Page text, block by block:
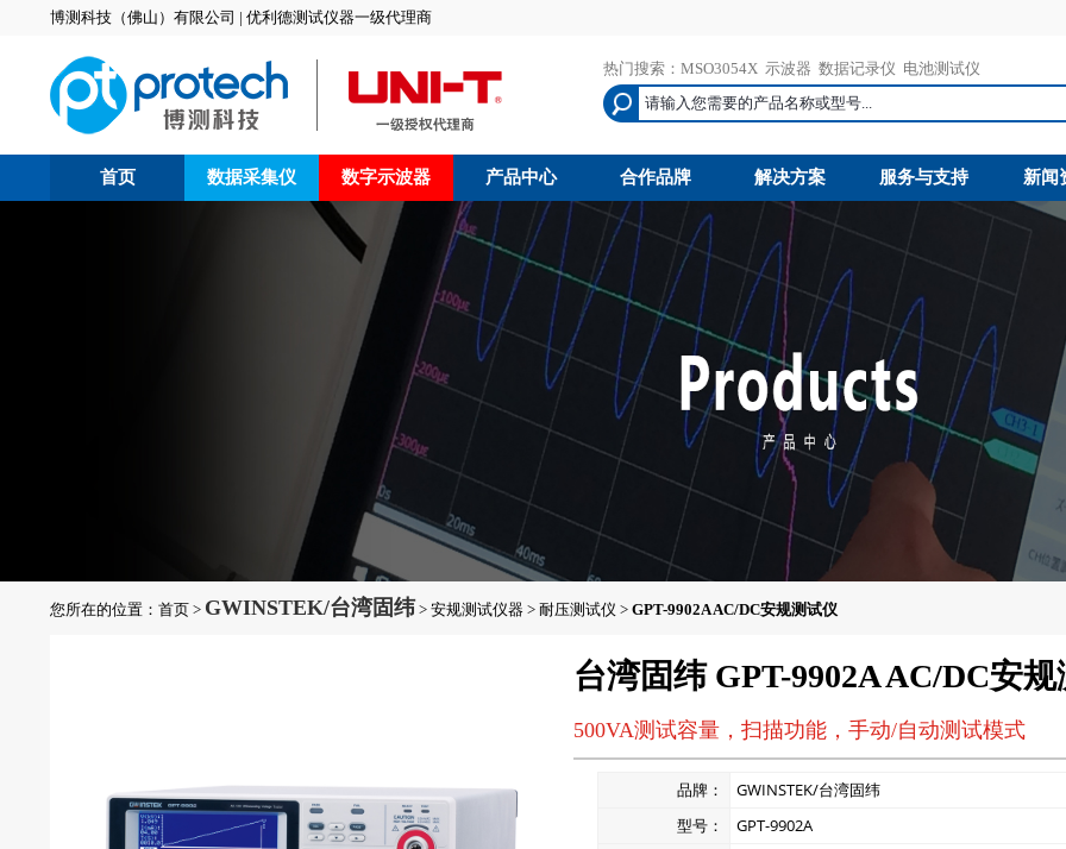
博测科技（佛山）有限公司 | 优利德测试仪器一级代理商
热门搜索： MSO3054X 示波器 数据记录仪 电池测试仪
首页 数据采集仪 数字示波器 产品中心 合作品牌 解决方案 服务与支持 新闻
您所在的位置： 首页 > GWINSTEK/台湾固纬 > 安规测试仪器 > 耐压测试仪 > GPT-9902A AC/DC安规测试仪
台湾固纬 GPT-9902A AC/DC安
500VA测试容量，扫描功能，手动/自动测试模式
品牌：
GWINSTEK/台湾固纬
型号：
GPT-9902A